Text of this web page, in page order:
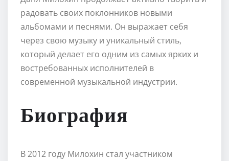
радовать своих поклонников новыми
альбомами и песнями. Он выражает себя
через свою музыку и уникальный стиль,
который делает его одним из самых ярких и
востребованных исполнителей в
современной музыкальной индустрии.
Биография
В 2012 году Милохин стал участником